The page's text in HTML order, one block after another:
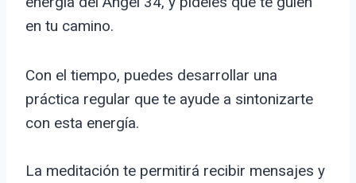
en tu camino.
Con el tiempo, puedes desarrollar una
práctica regular que te ayude a sintonizarte
con esta energía.
La meditación te permitirá recibir mensajes y